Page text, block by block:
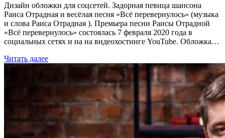
Дизайн обложки для соцсетей. Задорная певица шансона
Раиса Отрадная и весёлая песня «Всё перевернулось» (музыка
и слова Раиса Отрадная ). Премьера песни Раисы Отрадной
«Всё перевернулось» состоялась 7 февраля 2020 года в
социальных сетях и на на видеохостинге YouTube. Обложка…
Читать далее